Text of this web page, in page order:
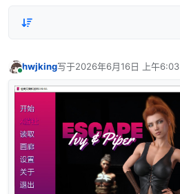
hwjking写于2026年6月16日 上午6:03
最后由 编辑